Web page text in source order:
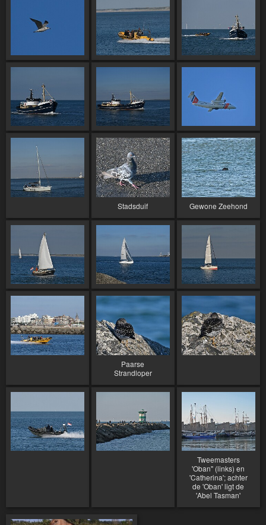
Stadsduif Gewone Zeehond
Paarse
Strandloper
Tweemasters
'Oban" (links) en
'Catherina'; achter
de 'Oban' ligt de
'Abel Tasman'